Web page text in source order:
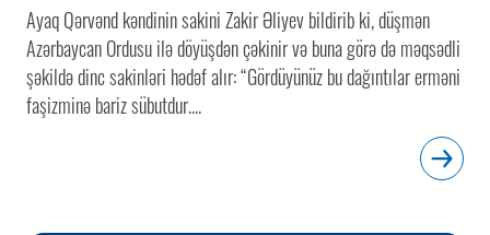
Ayaq Qərvənd kəndinin sakini Zakir Əliyev bildirib ki, düşmən
Azərbaycan Ordusu ilə döyüşdən çəkinir və buna görə də məqsədli
şəkildə dinc sakinləri hədəf alır: “Gördüyünüz bu dağıntılar erməni
faşizminə bariz sübutdur....